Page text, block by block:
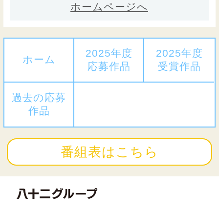
ホームページへ
ホーム
2025年度
応募作品
2025年度
受賞作品
過去の応募
作品
番組表はこちら